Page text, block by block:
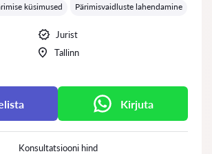
küsimused
Pärimisvaidluste lahendamine
Jurist
Tallinn
Kirjuta
Konsultatsiooni hind